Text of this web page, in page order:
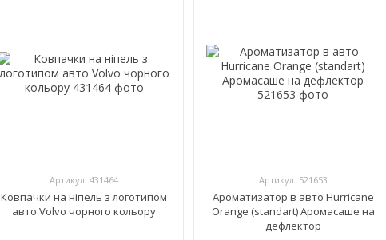
Артикул: 431464
Ковпачки на ніпель з логотипом
авто Volvo чорного кольору
Артикул: 521653
Ароматизатор в авто Hurricane
Orange (standart) Аромасаше на
дефлектор